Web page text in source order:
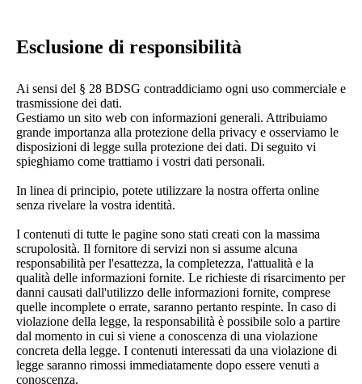
Esclusione di responsibilità
Ai sensi del § 28 BDSG contraddiciamo ogni uso commerciale e
trasmissione dei dati.
Gestiamo un sito web con informazioni generali. Attribuiamo
grande importanza alla protezione della privacy e osserviamo le
disposizioni di legge sulla protezione dei dati. Di seguito vi
spieghiamo come trattiamo i vostri dati personali.
In linea di principio, potete utilizzare la nostra offerta online
senza rivelare la vostra identità.
I contenuti di tutte le pagine sono stati creati con la massima
scrupolosità. Il fornitore di servizi non si assume alcuna
responsabilità per l'esattezza, la completezza, l'attualità e la
qualità delle informazioni fornite. Le richieste di risarcimento per
danni causati dall'utilizzo delle informazioni fornite, comprese
quelle incomplete o errate, saranno pertanto respinte. In caso di
violazione della legge, la responsabilità è possibile solo a partire
dal momento in cui si viene a conoscenza di una violazione
concreta della legge. I contenuti interessati da una violazione di
legge saranno rimossi immediatamente dopo essere venuti a
conoscenza.